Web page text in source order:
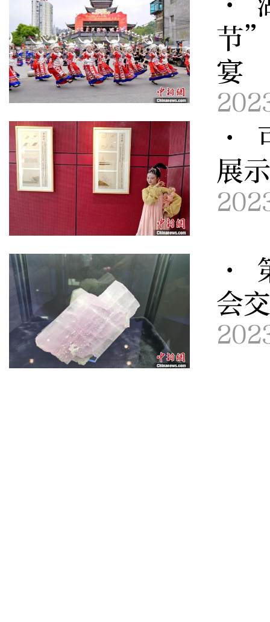
节”
宴
·
展
·
会